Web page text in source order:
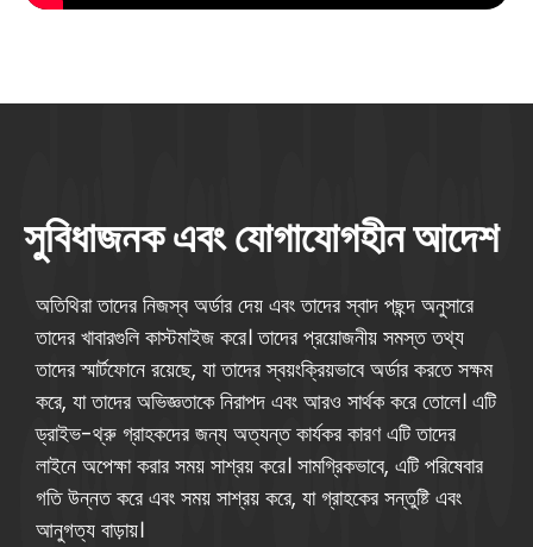
সুবিধাজনক এবং যোগাযোগহীন আদেশ
অতিথিরা তাদের নিজস্ব অর্ডার দেয় এবং তাদের স্বাদ পছন্দ অনুসারে
তাদের খাবারগুলি কাস্টমাইজ করে। তাদের প্রয়োজনীয় সমস্ত তথ্য
তাদের স্মার্টফোনে রয়েছে, যা তাদের স্বয়ংক্রিয়ভাবে অর্ডার করতে সক্ষম
করে, যা তাদের অভিজ্ঞতাকে নিরাপদ এবং আরও সার্থক করে তোলে। এটি
ড্রাইভ-থ্রু গ্রাহকদের জন্য অত্যন্ত কার্যকর কারণ এটি তাদের
লাইনে অপেক্ষা করার সময় সাশ্রয় করে। সামগ্রিকভাবে, এটি পরিষেবার
গতি উন্নত করে এবং সময় সাশ্রয় করে, যা গ্রাহকের সন্তুষ্টি এবং
আনুগত্য বাড়ায়।